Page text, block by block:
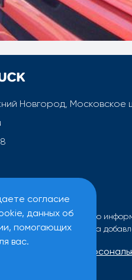
согласие
данных об
помогающих
вас.
Новгород, Московское
имеет исключительно
без учета налога на
обработки